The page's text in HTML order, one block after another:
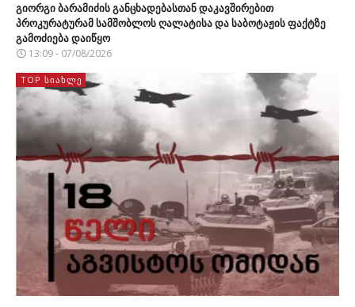
გიორგი ბარამიძის განცხადებასთან დაკავშირებით
პროკურატურამ სამშობლოს ღალატისა და საბოტაჟის ფაქტზე
გამოძიება დაიწყო
13:09 - 07/08/2026
TOP ᲡᲘᲐᲮᲚᲔ